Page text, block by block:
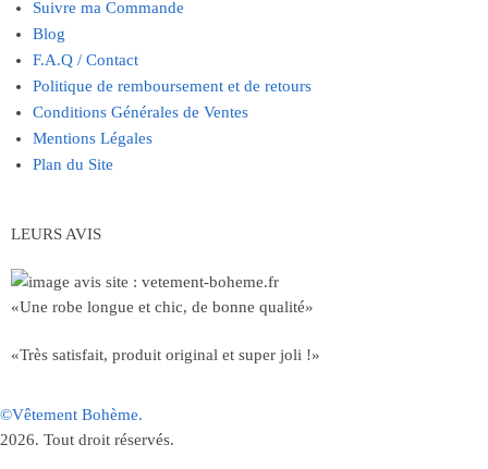
Suivre ma Commande
Blog
F.A.Q / Contact
Politique de remboursement et de retours
Conditions Générales de Ventes
Mentions Légales
Plan du Site
LEURS AVIS
«Une robe longue et chic, de bonne qualité»
«Très satisfait, produit original et super joli !»
©Vêtement Bohème.
2026. Tout droit réservés.